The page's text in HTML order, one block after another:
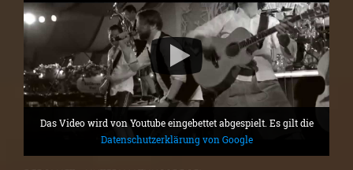
Das Video wird von Youtube eingebettet abgespielt. Es gilt die
Datenschutzerklärung von Google